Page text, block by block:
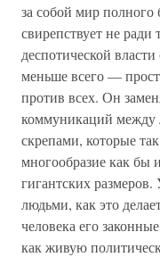
за собой мир полного
свирепствует не ради
деспотической
меньше всего —
против всех. Он
коммуникаций между
скрепами, которые
многообразие как бы
гигантских
людьми, как это
человека его
как живую